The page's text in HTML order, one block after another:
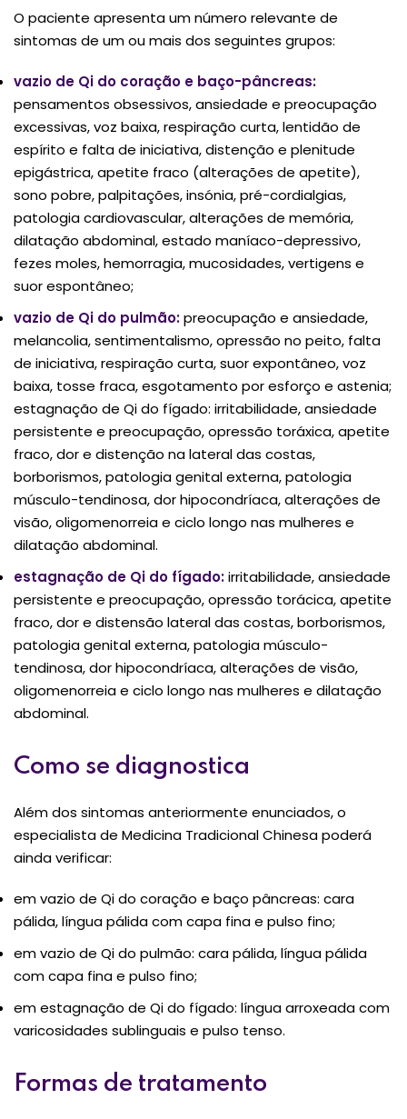
O paciente apresenta um número relevante de
sintomas de um ou mais dos seguintes grupos:
vazio de Qi do coração e baço-pâncreas:
pensamentos obsessivos, ansiedade e preocupação
excessivas, voz baixa, respiração curta, lentidão de
espírito e falta de iniciativa, distenção e plenitude
epigástrica, apetite fraco (alterações de apetite),
sono pobre, palpitações, insónia, pré-cordialgias,
patologia cardiovascular, alterações de memória,
dilatação abdominal, estado maníaco-depressivo,
fezes moles, hemorragia, mucosidades, vertigens e
suor espontâneo;
vazio de Qi do pulmão:preocupação e ansiedade,
melancolia, sentimentalismo, opressão no peito, falta
de iniciativa, respiração curta, suor expontâneo, voz
baixa, tosse fraca, esgotamento por esforço e astenia;
estagnação de Qi do fígado: irritabilidade, ansiedade
persistente e preocupação, opressão toráxica, apetite
fraco, dor e distenção na lateral das costas,
borborismos, patologia genital externa, patologia
músculo-tendinosa, dor hipocondríaca, alterações de
visão, oligomenorreia e ciclo longo nas mulheres e
dilatação abdominal.
estagnação de Qi do fígado:irritabilidade, ansiedade
persistente e preocupação, opressão torácica, apetite
fraco, dor e distensão lateral das costas, borborismos,
patologia genital externa, patologia músculo-
tendinosa, dor hipocondríaca, alterações de visão,
oligomenorreia e ciclo longo nas mulheres e dilatação
abdominal.
Como se diagnostica
Além dos sintomas anteriormente enunciados, o
especialista de Medicina Tradicional Chinesa poderá
ainda verificar:
em vazio de Qi do coração e baço pâncreas: cara
pálida, língua pálida com capa fina e pulso fino;
em vazio de Qi do pulmão: cara pálida, língua pálida
com capa fina e pulso fino;
em estagnação de Qi do fígado: língua arroxeada com
varicosidades sublinguais e pulso tenso.
Formas de tratamento